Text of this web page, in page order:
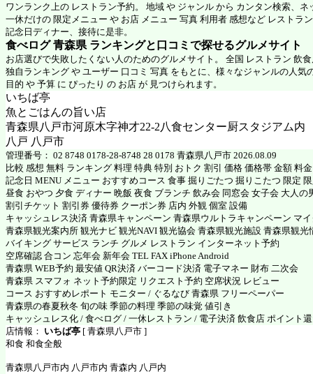
ワンランク上の レストラン予約。 地域 や ジャンル から カンタン検索、ネ
一休だけの 限定メニュー や お店 メニュー 写真 利用者 感想など レストラ
記念日ディナー、接待に是非。
食べログ 青森県 ランキングと口コミで探せるグルメサイト
お店選びで失敗したくない人のためのグルメサイト。 全国 レストラン 飲
独自ランキング や ユーザー 口コミ 写真 をもとに、様々なジャンルの人気
目的 や 予算 に ぴったり の お店 が 見つけられます。
いちば亭
魚とごはんの旨い店
青森県八戸市河原木字神才22-2八食センター厨スタジアム内
八戸 八戸市
管理番号： 02 8748 0178-28-8748 28 0178 青森県八戸市 2026.08.09
比較 感想 無料 ランキング 料理 特典 特別 おトク 割引 価格 価格帯 金額 料
記念日 MENU メニュー おすすめコース 食事 掘りごたつ 掘りこたつ 限定
昼食 おやつ 夕食 ディナー 晩飯 夜食 ブランチ 飲み会 同窓会 女子会 大人の
割引チケット 割引券 優待券 クーポン券 店内 外観 個室 設備
キャッシュレス決済 青森県キャンペーン 青森県ウルトラキャンペーン マ
青森県観光案内所 観光ナビ 観光NAVI 観光協会 青森県観光施設 青森県観光
バイキング サービス ランチ グルメ レストラン インターネット予約
空席確認 合コン 忘年会 新年会 TEL FAX iPhone Android
青森県 WEB予約 最安値 QR決済 バーコード決済 電子マネー 財布 二次会
青森県 スマフォ ネット予約限定 リクエスト予約 空席状況 レビュー
コース おすすめレポート モニター / ぐるなび 青森県 フリーペーパー
青森県の春夏秋冬 旬の味 季節の料理 季節の味覚 値引き
キャッシュレス化 / 食べログ / 一休レストラン / 電子決済 飲食店 ポイント
店情報： いちば亭 [ 青森県八戸市 ]
和食 和食全般
青森県八戸市内 八戸市内 青森内 八戸内